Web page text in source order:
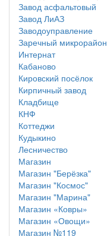
Завод асфальтовый
Завод ЛиАЗ
Заводоуправление
Заречный микрорайон
Интернат
Кабаново
Кировский посёлок
Кирпичный завод
Кладбище
КНФ
Коттеджи
Кудыкино
Лесничество
Магазин
Магазин "Берёзка"
Магазин "Космос"
Магазин "Марина"
Магазин «Ковры»
Магазин «Овощи»
Магазин №119